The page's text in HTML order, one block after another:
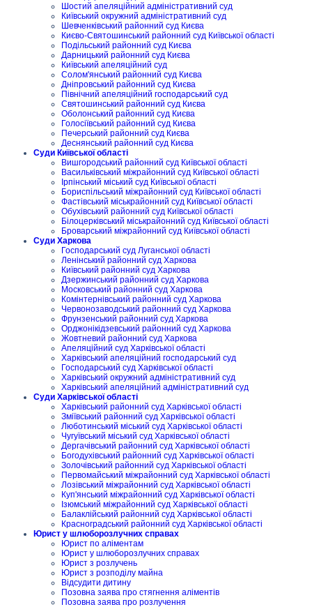
Шостий апеляційний адміністративний суд
Київський окружний адміністративний суд
Шевченківський районний суд Києва
Києво-Святошинський районний суд Київської області
Подільський районний суд Києва
Дарницький районний суд Києва
Київський апеляційний суд
Солом'янський районний суд Києва
Дніпровський районний суд Києва
Північний апеляційний господарський суд
Святошинський районний суд Києва
Оболонський районний суд Києва
Голосіївський районний суд Києва
Печерський районний суд Києва
Деснянський районний суд Києва
Суди Київської області
Вишгородський районний суд Київської області
Васильківський міжрайонний суд Київської області
Ірпінський міський суд Київської області
Бориспільський міжрайонний суд Київської області
Фастівський міськрайонний суд Київської області
Обухівський районний суд Київської області
Білоцерківський міськрайонний суд Київської області
Броварський міжрайонний суд Київської області
Суди Харкова
Господарський суд Луганської області
Ленінський районний суд Харкова
Київський районний суд Харкова
Дзержинський районний суд Харкова
Московський районний суд Харкова
Комінтернівський районний суд Харкова
Червонозаводський районний суд Харкова
Фрунзенський районний суд Харкова
Орджонікідзевський районний суд Харкова
Жовтневий районний суд Харкова
Апеляційний суд Харківської області
Харківський апеляційний господарський суд
Господарський суд Харківської області
Харківський окружний адміністративний суд
Харківський апеляційний адміністративний суд
Суди Харківської області
Харківський районний суд Харківської області
Зміївський районний суд Харківської області
Люботинський міський суд Харківської області
Чугуївський міський суд Харківської області
Дергачівський районний суд Харківської області
Богодухівський районний суд Харківської області
Золочівський районний суд Харківської області
Первомайський міжрайонний суд Харківської області
Лозівський міжрайонний суд Харківської області
Куп'янський міжрайонний суд Харківської області
Ізюмський міжрайонний суд Харківської області
Балаклійський районний суд Харківської області
Красноградський районний суд Харківської області
Юрист у шлюборозлучних справах
Юрист по аліментам
Юрист у шлюборозлучних справах
Юрист з розлучень
Юрист з розподілу майна
Відсудити дитину
Позовна заява про стягнення аліментів
Позовна заява про розлучення